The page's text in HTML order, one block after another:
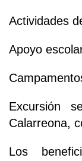
Actividades
Apoyo
Excursión
Calarreona,
Los